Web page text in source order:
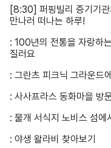
[8:30] 퍼핑빌리 증기기
만나러 떠나는 하루!
: 100년의 전통을 자랑하
질러요
: 그란츠 피크닉 그라운드
: 사사프라스 동화마을 방
: 물개 서식지 노비스 섬에
: 야생 왈라비 찾아보기